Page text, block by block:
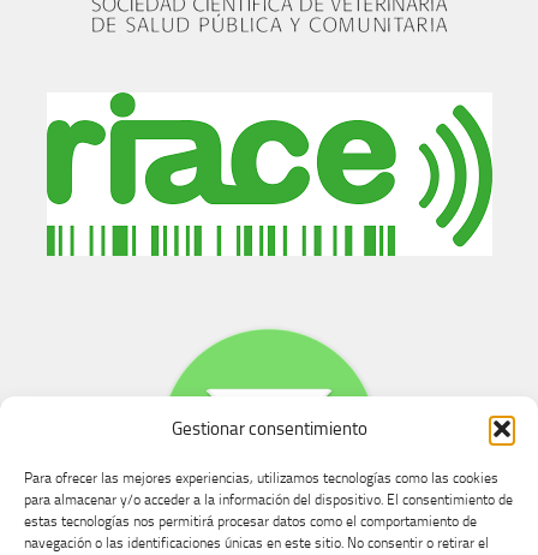
Gestionar consentimiento
Para ofrecer las mejores experiencias, utilizamos tecnologías como las cookies
para almacenar y/o acceder a la información del dispositivo. El consentimiento de
estas tecnologías nos permitirá procesar datos como el comportamiento de
navegación o las identificaciones únicas en este sitio. No consentir o retirar el